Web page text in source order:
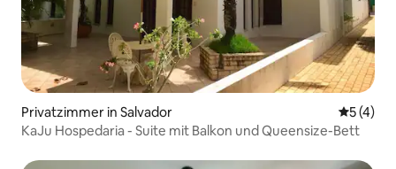
Privatzimmer in Salvador
5 (4)
KaJu Hospedaria - Suite mit Balkon und Queensize-Bett